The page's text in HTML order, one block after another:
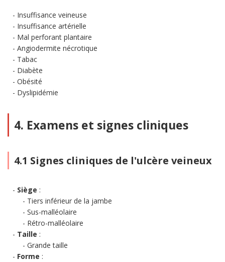
Insuffisance veineuse
Insuffisance artérielle
Mal perforant plantaire
Angiodermite nécrotique
Tabac
Diabète
Obésité
Dyslipidémie
4. Examens et signes cliniques
4.1 Signes cliniques de l'ulcère veineux
Siège :
Tiers inférieur de la jambe
Sus-malléolaire
Rétro-malléolaire
Taille :
Grande taille
Forme :